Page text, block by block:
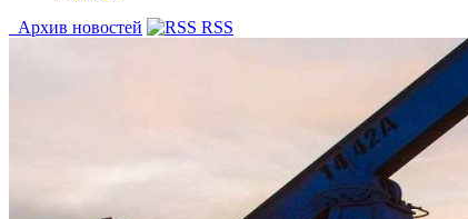
Архив новостей
RSS